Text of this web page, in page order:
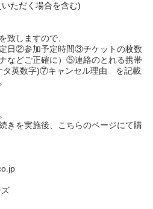
ただく場合を含む)
致しますので、
日②参加予定時間③チケットの枚数
などご正確に）⑤連絡のとれる携帯
タ英数字)⑦キャンセル理由 を記載
きを実施後、こちらのページにて購